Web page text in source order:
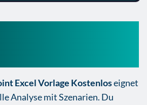
Excel Vorlage Kostenloseignet
Analyse mit Szenarien. Du